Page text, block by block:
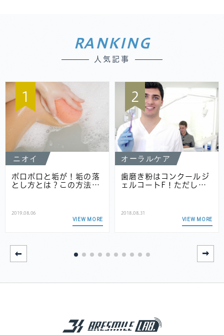
RANKING
人気記事
1
ニオイ
ポロポロと垢が！垢の落
とし方とは？この方法…
2019.08.06
VIEW MORE
2
オーラルケア
歯磨き粉はコンクールジ
ェルコートF！ただし…
2018.08.31
VIEW MORE